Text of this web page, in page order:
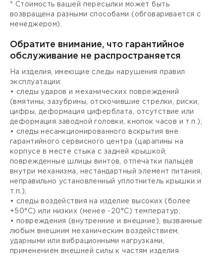
* Стоимость вашей пересылки может быть
возвращена разными способами (обговаривается с
менеджером).
Обратите внимание, что гарантийное
обслуживание не распространяется
На изделия, имеющие следы нарушения правил
эксплуатации:
• следы ударов и механических повреждений
(вмятины, зазубрины, отскочившие стрелки, риски,
цифры, деформация циферблата, отсутствие или
деформация заводной головки, кнопок часов и т.п.);
• следы несанкционированного вскрытия вне
гарантийного сервисного центра (царапины на
корпусе в месте стыка с задней крышкой,
поврежденные шлицы винтов, отпечатки пальцев
внутри механизма, нестандартный элемент питания,
неправильно установленный уплотнитель крышки и
т.п.);
• следы воздействия на изделие высоких (более
+50°С) или низких (менее -20°С) температур;
• повреждения (внутренние и внешние), вызванные
любым внешним механическим воздействием,
ударными или вибрационными нагрузками,
применением внешней силы к частям изделия